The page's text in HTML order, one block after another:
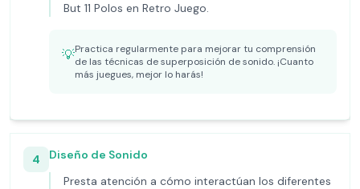
But 11 Polos en Retro Juego.
💡Practica regularmente para mejorar tu comprensión
de las técnicas de superposición de sonido. ¡Cuanto
más juegues, mejor lo harás!
4
Diseño de Sonido
Presta atención a cómo interactúan los diferentes